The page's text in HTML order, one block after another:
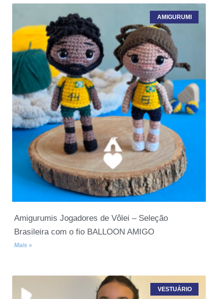
AMIGURUMI
Amigurumis Jogadores de Vôlei – Seleção
Brasileira com o fio BALLOON AMIGO
Mais »
VESTUÁRIO